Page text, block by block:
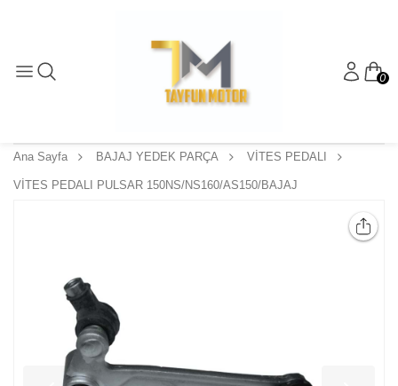
0
Ana Sayfa BAJAJ YEDEK PARÇA VİTES PEDALI
VİTES PEDALI PULSAR 150NS/NS160/AS150/BAJAJ